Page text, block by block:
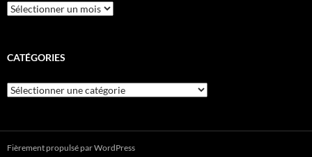
Archives
CATÉGORIES
Catégories
Fièrement propulsé par WordPress